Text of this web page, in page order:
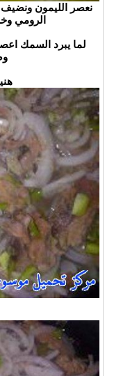
نعصر الليمون ونضيف
الرومي
لما يبرد السمك